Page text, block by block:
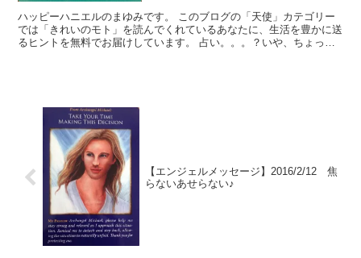
ハッピーハニエルのまゆみです。 このブログの「天使」カテゴリー
では「きれいのモト」を読んでくれているあなたに、生活を豊かに送
るヒントを無料でお届けしています。 占い。。。？いや、ちょっと
【エンジェルメッセージ】2016/2/12 焦
らないあせらない♪